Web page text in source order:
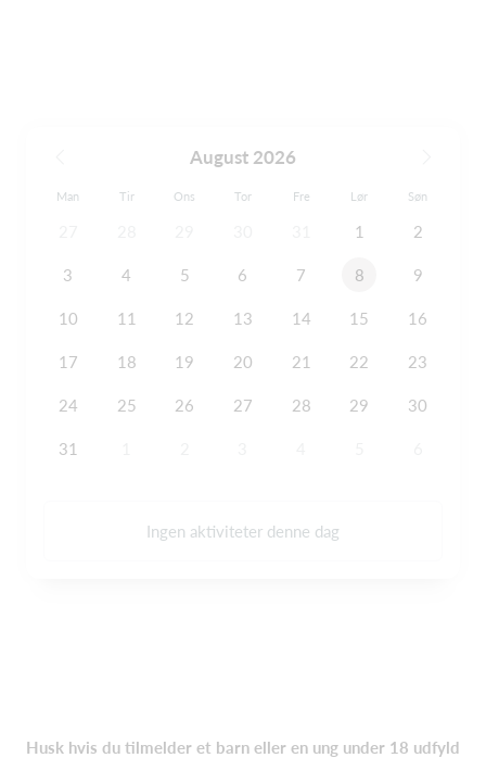
August 2026
Man Tir Ons Tor Fre Lør Søn
1 2
3 4 5 6 7 8 9
10 11 12 13 14 15 16
17 18 19 20 21 22 23
24 25 26 27 28 29 30
31
Ingen aktiviteter denne dag
Husk hvis du tilmelder et barn eller en ung under 18 udfyld